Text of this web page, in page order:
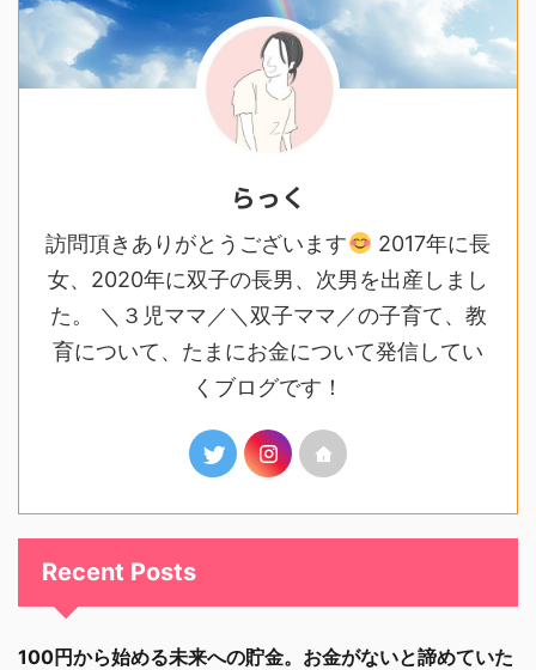
らっく
訪問頂きありがとうございます
2017年に長
女、2020年に双子の長男、次男を出産しまし
た。 ＼３児ママ／＼双子ママ／の子育て、教
育について、たまにお金について発信してい
くブログです！
Recent Posts
100円から始める未来への貯金。お金がないと諦めていた